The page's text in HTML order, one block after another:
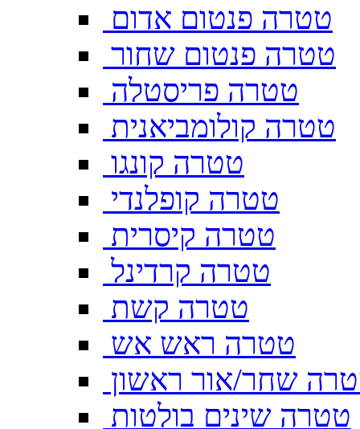
טטרה פנטום אדום
טטרה פנטום שחור
טטרה פריסטלה
טטרה קולומביאנית
טטרה קונגו
טטרה קופלנדי
טטרה קיסרית
טטרה קרדינל
טטרה קשת
טטרה ראש אש
שחר/אור ראשון
טטרה שינים בולטות